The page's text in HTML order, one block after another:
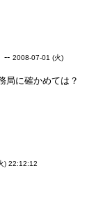
--2008-07-01 (火)
局に確かめては？
) 22:12:12